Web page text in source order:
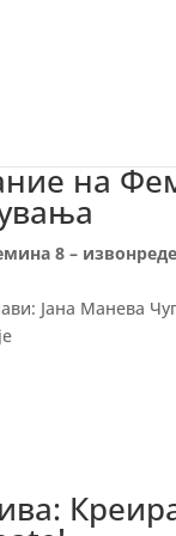
на
8 –
Јана Манева